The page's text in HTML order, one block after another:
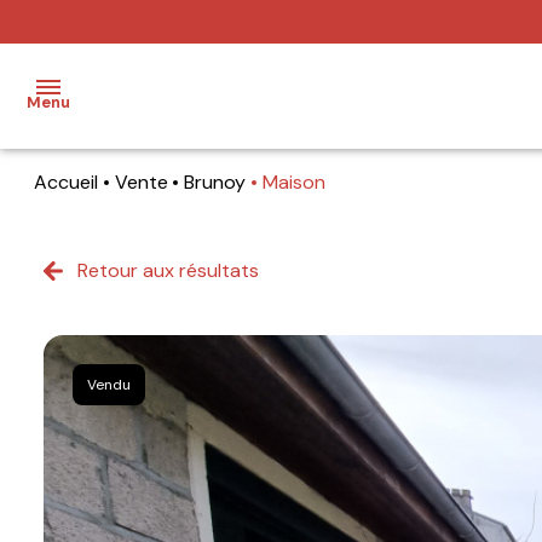
Menu
Ventes
Notre
agence
Nos
metiers
Accueil Vente Brunoy Maison
Retour aux résultats
Vendu